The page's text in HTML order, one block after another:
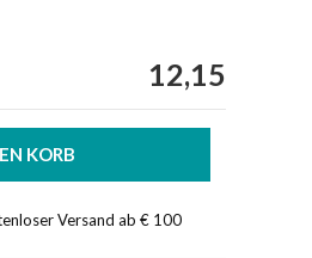
12,15
KORB
Versand ab € 100